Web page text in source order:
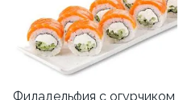
Филадельфия с огурчиком